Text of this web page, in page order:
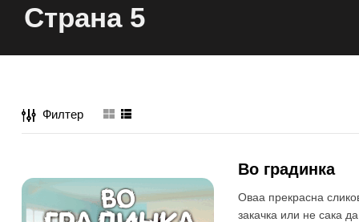
Страна 5
Филтер
-18%
Во градинка
Оваа прекрасна
закачка или не сака